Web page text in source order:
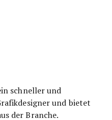
schneller und
und bietet
der Branche.